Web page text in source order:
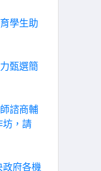
學生助
甄選簡
諮商輔
坊，請
政府各機